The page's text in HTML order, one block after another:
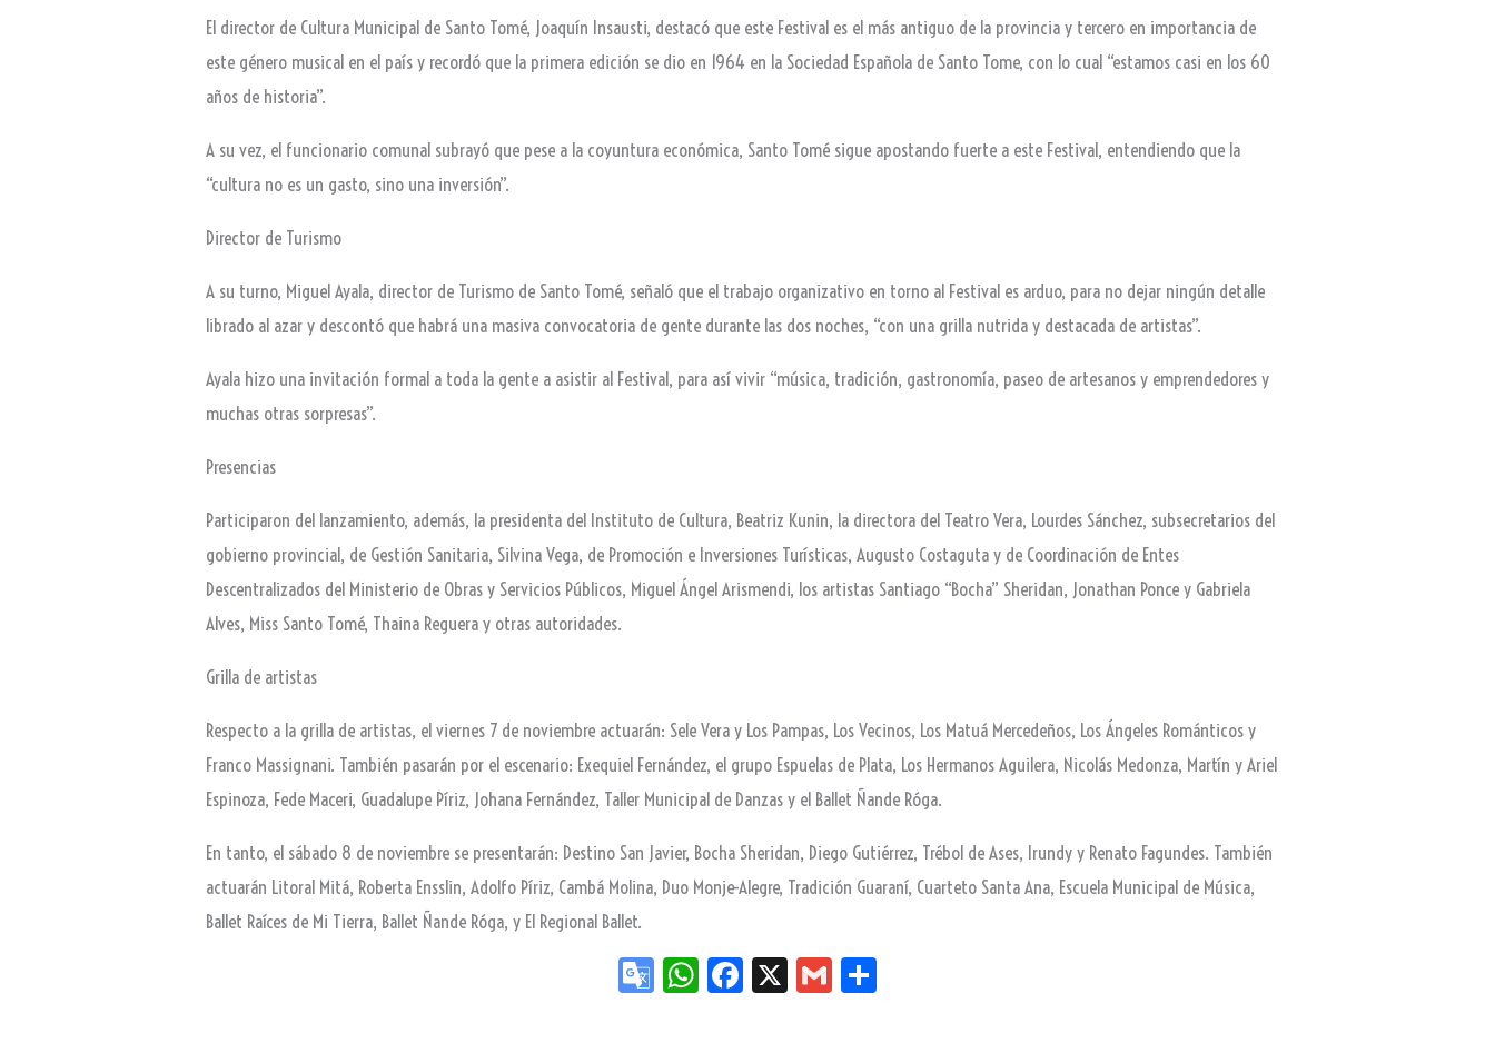
El director de Cultura Municipal de Santo Tomé, Joaquín Insausti, destacó que este Festival es el más antiguo de la provincia y tercero en importancia de
este género musical en el país y recordó que la primera edición se dio en 1964 en la Sociedad Española de Santo Tome, con lo cual “estamos casi en los 60
años de historia”.
A su vez, el funcionario comunal subrayó que pese a la coyuntura económica, Santo Tomé sigue apostando fuerte a este Festival, entendiendo que la
“cultura no es un gasto, sino una inversión”.
Director de Turismo
A su turno, Miguel Ayala, director de Turismo de Santo Tomé, señaló que el trabajo organizativo en torno al Festival es arduo, para no dejar ningún detalle
librado al azar y descontó que habrá una masiva convocatoria de gente durante las dos noches, “con una grilla nutrida y destacada de artistas”.
Ayala hizo una invitación formal a toda la gente a asistir al Festival, para así vivir “música, tradición, gastronomía, paseo de artesanos y emprendedores y
muchas otras sorpresas”.
Presencias
Participaron del lanzamiento, además, la presidenta del Instituto de Cultura, Beatriz Kunin, la directora del Teatro Vera, Lourdes Sánchez, subsecretarios del
gobierno provincial, de Gestión Sanitaria, Silvina Vega, de Promoción e Inversiones Turísticas, Augusto Costaguta y de Coordinación de Entes
Descentralizados del Ministerio de Obras y Servicios Públicos, Miguel Ángel Arismendi, los artistas Santiago “Bocha” Sheridan, Jonathan Ponce y Gabriela
Alves, Miss Santo Tomé, Thaina Reguera y otras autoridades.
Grilla de artistas
Respecto a la grilla de artistas, el viernes 7 de noviembre actuarán: Sele Vera y Los Pampas, Los Vecinos, Los Matuá Mercedeños, Los Ángeles Románticos y
Franco Massignani. También pasarán por el escenario: Exequiel Fernández, el grupo Espuelas de Plata, Los Hermanos Aguilera, Nicolás Medonza, Martín y Ariel
Espinoza, Fede Maceri, Guadalupe Píriz, Johana Fernández, Taller Municipal de Danzas y el Ballet Ñande Róga.
En tanto, el sábado 8 de noviembre se presentarán: Destino San Javier, Bocha Sheridan, Diego Gutiérrez, Trébol de Ases, Irundy y Renato Fagundes. También
actuarán Litoral Mitá, Roberta Ensslin, Adolfo Píriz, Cambá Molina, Duo Monje-Alegre, Tradición Guaraní, Cuarteto Santa Ana, Escuela Municipal de Música,
Ballet Raíces de Mi Tierra, Ballet Ñande Róga, y El Regional Ballet.
Go W
Fa
X
G